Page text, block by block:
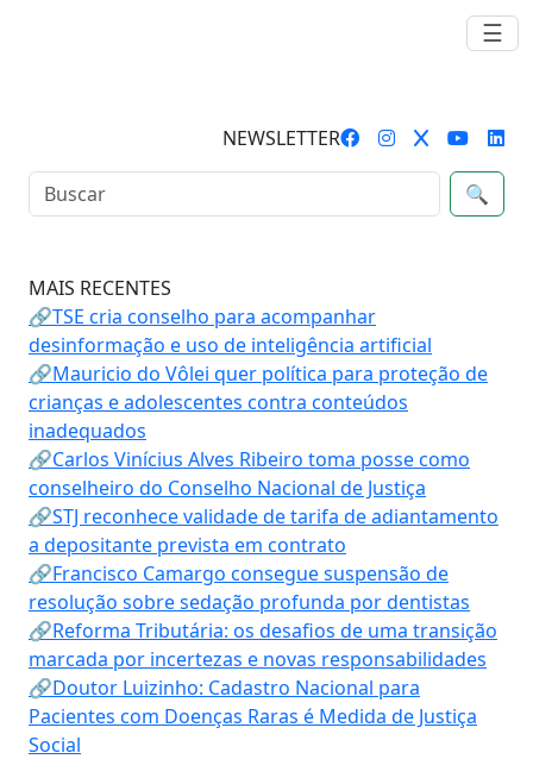
☰
NEWSLETTER
🔍
MAIS RECENTES
🔗TSE cria conselho para acompanhar
desinformação e uso de inteligência artificial
🔗Mauricio do Vôlei quer política para proteção de
crianças e adolescentes contra conteúdos
inadequados
🔗Carlos Vinícius Alves Ribeiro toma posse como
conselheiro do Conselho Nacional de Justiça
🔗STJ reconhece validade de tarifa de adiantamento
a depositante prevista em contrato
🔗Francisco Camargo consegue suspensão de
resolução sobre sedação profunda por dentistas
🔗Reforma Tributária: os desafios de uma transição
marcada por incertezas e novas responsabilidades
🔗Doutor Luizinho: Cadastro Nacional para
Pacientes com Doenças Raras é Medida de Justiça
Social